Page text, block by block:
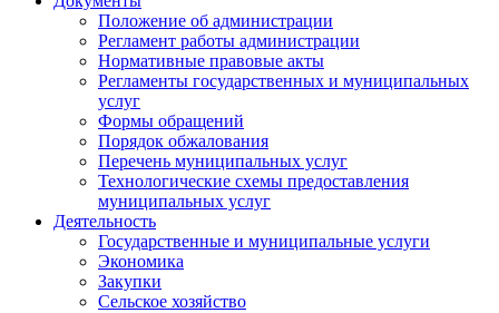
Положение об администрации
Регламент работы администрации
Нормативные правовые акты
Регламенты государственных и муниципальных
услуг
Формы обращений
Порядок обжалования
Перечень муниципальных услуг
Технологические схемы предоставления
муниципальных услуг
Деятельность
Государственные и муниципальные услуги
Экономика
Закупки
Сельское хозяйство